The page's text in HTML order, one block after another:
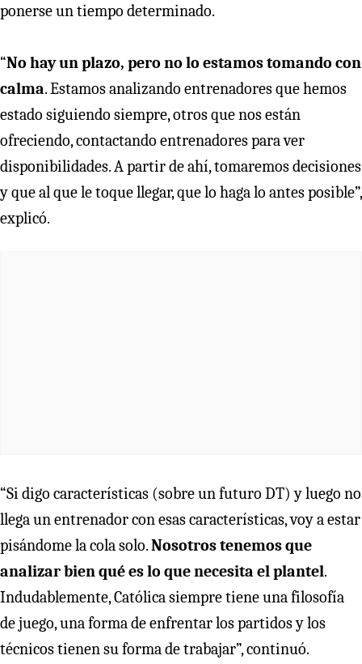
ponerse un tiempo determinado.
“No hay un plazo, pero no lo estamos tomando con
calma. Estamos analizando entrenadores que hemos
estado siguiendo siempre, otros que nos están
ofreciendo, contactando entrenadores para ver
disponibilidades. A partir de ahí, tomaremos decisiones
y que al que le toque llegar, que lo haga lo antes posible”,
explicó.
“Si digo características (sobre un futuro DT) y luego no
llega un entrenador con esas características, voy a estar
pisándome la cola solo.Nosotros tenemos que
analizar bien qué es lo que necesita el plantel.
Indudablemente, Católica siempre tiene una filosofía
de juego, una forma de enfrentar los partidos y los
técnicos tienen su forma de trabajar”, continuó.